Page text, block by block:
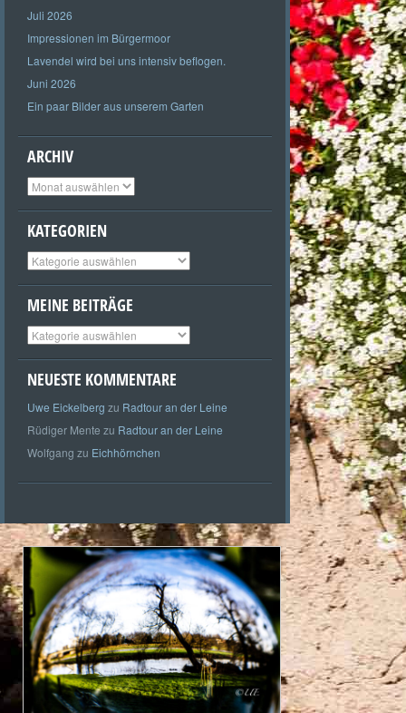
Juli 2026
Impressionen im Bürgermoor
Lavendel wird bei uns intensiv beflogen.
Juni 2026
Ein paar Bilder aus unserem Garten
ARCHIV
Archiv
KATEGORIEN
Kategorien
MEINE BEITRÄGE
Meine
Beiträge
NEUESTE KOMMENTARE
Uwe Eickelberg zu Radtour an der Leine
Rüdiger Mente zu Radtour an der Leine
Wolfgang zu Eichhörnchen